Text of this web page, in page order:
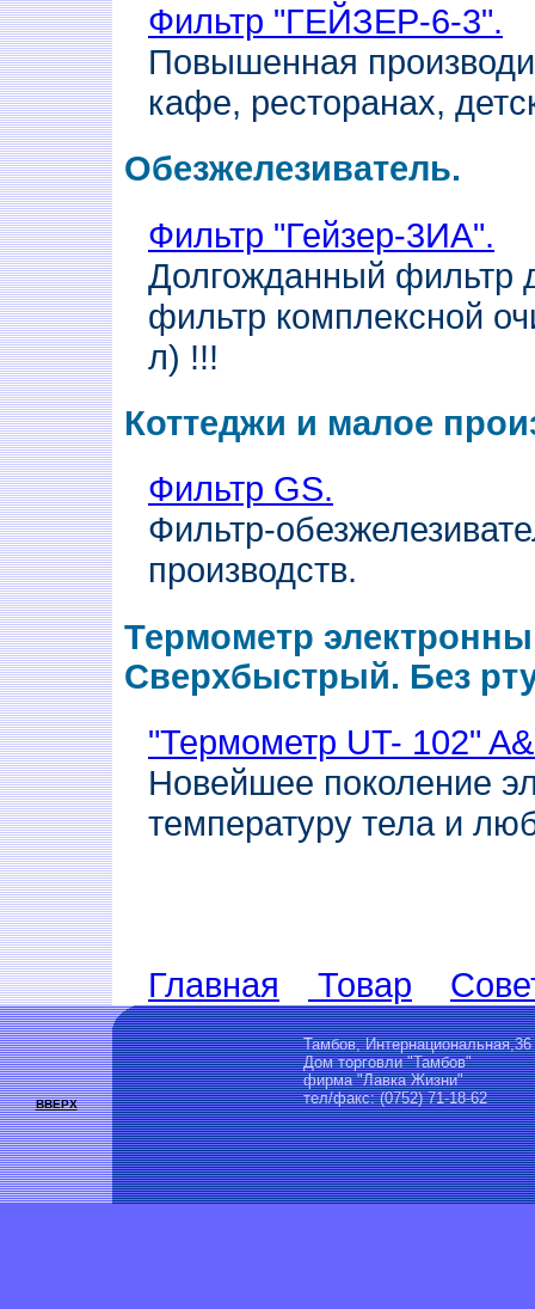
Фильтр "ГЕЙЗЕР-6-3".
Повышенная
кафе, ресторанах,
Обезжелезиватель.
Фильтр "Гейзер-3ИА".
Долгожданный фильтр
фильтр комплексной
л) !!!
Коттеджи и малое
Фильтр GS.
Фильтр-
производств.
Термометр
Сверхбыстрый. Без
"Термометр UT- 102"
Новейшее поколение
температуру тела и
Главная Товар
ВВЕРХ
Тамбов, Интернациональная,36
Дом торговли "Тамбов"
фирма "Лавка Жизни"
тел/факс: (0752) 71-18-62